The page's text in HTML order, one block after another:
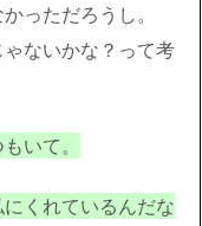
っただろうし。
ないかな？って考
いて。
くれているんだな